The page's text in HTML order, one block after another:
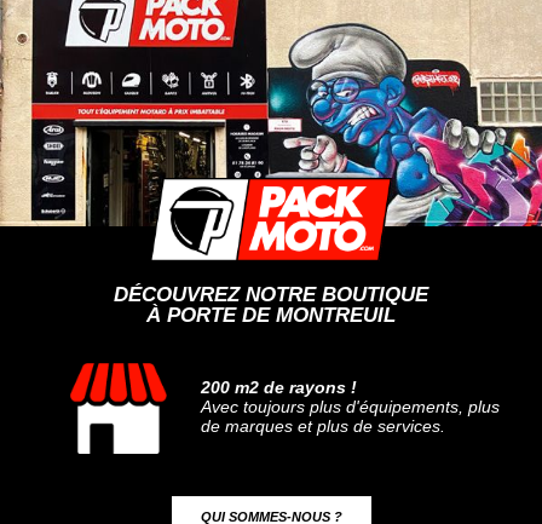
DÉCOUVREZ NOTRE BOUTIQUE
À PORTE DE MONTREUIL
200 m2 de rayons !
Avec toujours plus d'équipements, plus
de marques et plus de services.
QUI SOMMES-NOUS ?